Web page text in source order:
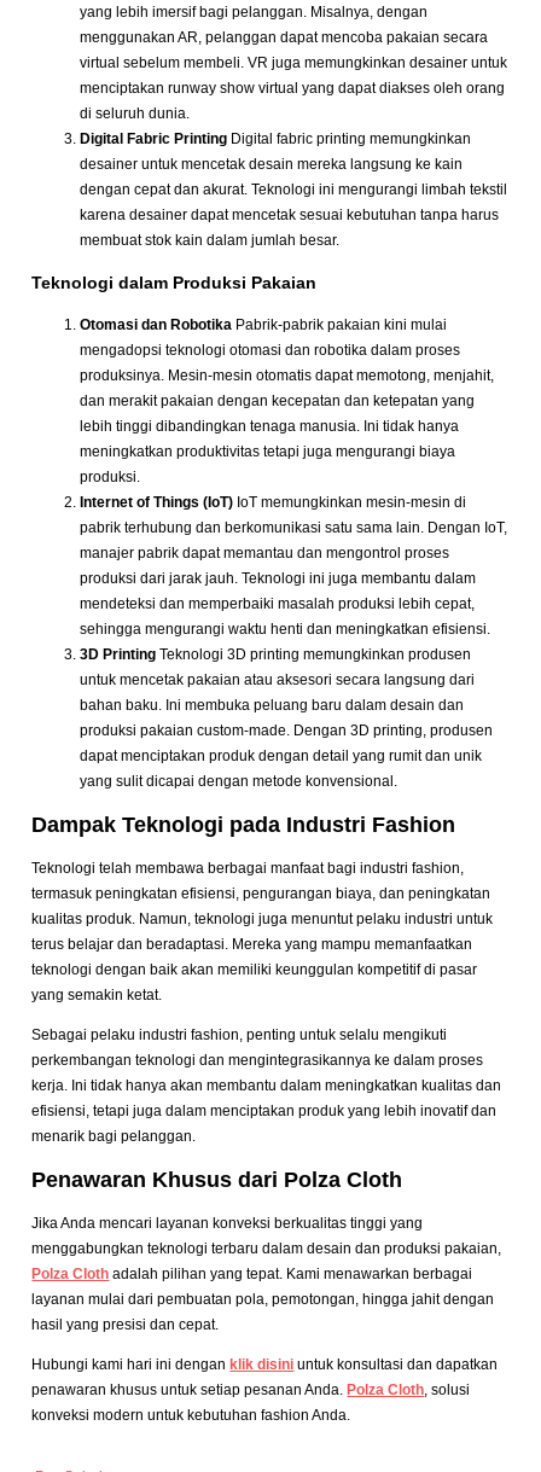
yang lebih imersif bagi pelanggan. Misalnya, dengan
menggunakan AR, pelanggan dapat mencoba pakaian secara
virtual sebelum membeli. VR juga memungkinkan desainer untuk
menciptakan runway show virtual yang dapat diakses oleh orang
di seluruh dunia.
Digital Fabric Printing Digital fabric printing memungkinkan
desainer untuk mencetak desain mereka langsung ke kain
dengan cepat dan akurat. Teknologi ini mengurangi limbah tekstil
karena desainer dapat mencetak sesuai kebutuhan tanpa harus
membuat stok kain dalam jumlah besar.
Teknologi dalam Produksi Pakaian
Otomasi dan Robotika Pabrik-pabrik pakaian kini mulai
mengadopsi teknologi otomasi dan robotika dalam proses
produksinya. Mesin-mesin otomatis dapat memotong, menjahit,
dan merakit pakaian dengan kecepatan dan ketepatan yang
lebih tinggi dibandingkan tenaga manusia. Ini tidak hanya
meningkatkan produktivitas tetapi juga mengurangi biaya
produksi.
Internet of Things (IoT) IoT memungkinkan mesin-mesin di
pabrik terhubung dan berkomunikasi satu sama lain. Dengan IoT,
manajer pabrik dapat memantau dan mengontrol proses
produksi dari jarak jauh. Teknologi ini juga membantu dalam
mendeteksi dan memperbaiki masalah produksi lebih cepat,
sehingga mengurangi waktu henti dan meningkatkan efisiensi.
3D Printing Teknologi 3D printing memungkinkan produsen
untuk mencetak pakaian atau aksesori secara langsung dari
bahan baku. Ini membuka peluang baru dalam desain dan
produksi pakaian custom-made. Dengan 3D printing, produsen
dapat menciptakan produk dengan detail yang rumit dan unik
yang sulit dicapai dengan metode konvensional.
Dampak Teknologi pada Industri Fashion
Teknologi telah membawa berbagai manfaat bagi industri fashion,
termasuk peningkatan efisiensi, pengurangan biaya, dan peningkatan
kualitas produk. Namun, teknologi juga menuntut pelaku industri untuk
terus belajar dan beradaptasi. Mereka yang mampu memanfaatkan
teknologi dengan baik akan memiliki keunggulan kompetitif di pasar
yang semakin ketat.
Sebagai pelaku industri fashion, penting untuk selalu mengikuti
perkembangan teknologi dan mengintegrasikannya ke dalam proses
kerja. Ini tidak hanya akan membantu dalam meningkatkan kualitas dan
efisiensi, tetapi juga dalam menciptakan produk yang lebih inovatif dan
menarik bagi pelanggan.
Penawaran Khusus dari Polza Cloth
Jika Anda mencari layanan konveksi berkualitas tinggi yang
menggabungkan teknologi terbaru dalam desain dan produksi pakaian,
Polza Cloth adalah pilihan yang tepat. Kami menawarkan berbagai
layanan mulai dari pembuatan pola, pemotongan, hingga jahit dengan
hasil yang presisi dan cepat.
Hubungi kami hari ini dengan klik disini untuk konsultasi dan dapatkan
penawaran khusus untuk setiap pesanan Anda. Polza Cloth, solusi
konveksi modern untuk kebutuhan fashion Anda.